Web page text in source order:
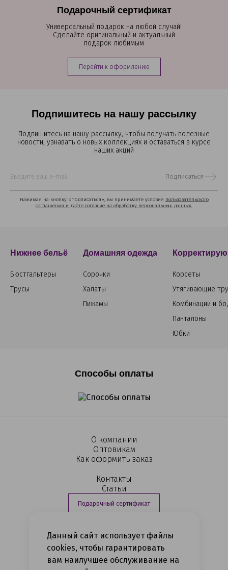
Подпишитесь на нашу рассылку
Подпишитесь на нашу рассылку, чтобы получать полезные
новости, узнавать о новых коллекциях и оставаться в курсе
наших акций
Подписаться
Нажимая на кнопку «Подписаться», вы принимаете условия пользовательского
соглашения и даёте согласие на обработку персональных данных.
Подарочный сертификат
Универсальный подарок на любой случай!
Сделайте оригинальный и актуальный
подарок любимым
Перейти к оформлению
Нижнее бельё
Бюстгальтеры
Трусы
Домашняя одежда
Сорочки
Халаты
Пижамы
Корсеты
Утягивающие
Комбинации и
Панталоны
Юбки
Способы оплаты
О компании
Оптовикам
Как оформить заказ
Контакты
Статьи
Подарочный сертификат
+7 (812) 363-16-04
Политика конфиденциальности
Данный сайт использует файлы
cookies, чтобы гарантировать
вам наилучшее обслуживание на